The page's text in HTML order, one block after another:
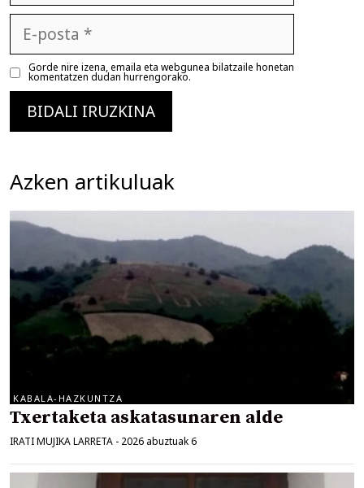
posta
Gorde nire izena, emaila eta webgunea bilatzaile honetan
komentatzen dudan hurrengorako.
Azken artikuluak
KABALA-HAZKUNTZA
Txertaketa askatasunaren alde
IRATI MUJIKA LARRETA - 2026 abuztuak 6